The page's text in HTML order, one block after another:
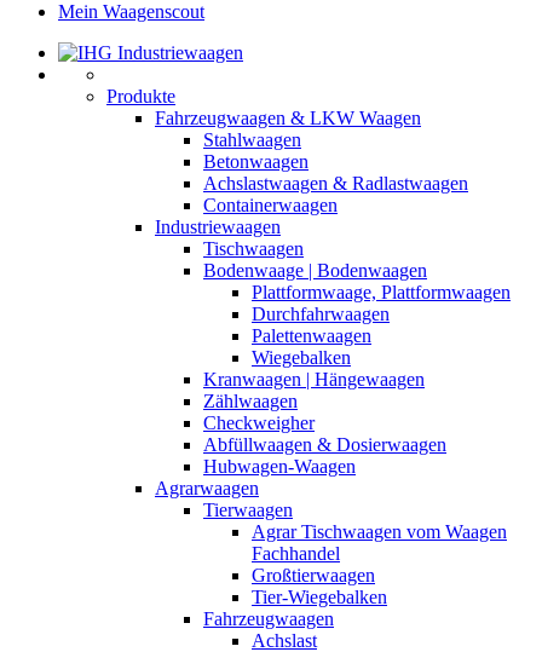
Mein Waagenscout
Produkte
Fahrzeugwaagen & LKW Waagen
Stahlwaagen
Betonwaagen
Achslastwaagen & Radlastwaagen
Containerwaagen
Industriewaagen
Tischwaagen
Bodenwaage | Bodenwaagen
Plattformwaage, Plattformwaagen
Durchfahrwaagen
Palettenwaagen
Wiegebalken
Kranwaagen | Hängewaagen
Zählwaagen
Checkweigher
Abfüllwaagen & Dosierwaagen
Hubwagen-Waagen
Agrarwaagen
Tierwaagen
Agrar Tischwaagen vom Waagen
Fachhandel
Großtierwaagen
Tier-Wiegebalken
Fahrzeugwaagen
Achslast